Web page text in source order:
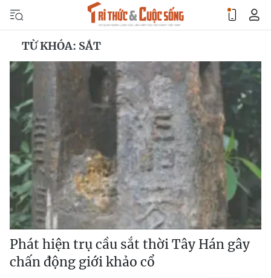
TỪ KHÓA: SẮT
Phát hiện trụ cầu sắt thời Tây Hán gây
chấn động giới khảo cổ